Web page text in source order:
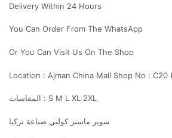
Delivery Within 24 Hours
You Can Order From The WhatsApp
Or You Can Visit Us On The Shop
Location : Ajman China Mall Shop No : C20
المقاسات : S M L XL 2XL
سوبر ماستر كولتي صناعة تركيا